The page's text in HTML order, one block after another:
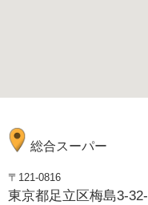
総合スーパー
〒121-0816
東京都足立区梅島3-